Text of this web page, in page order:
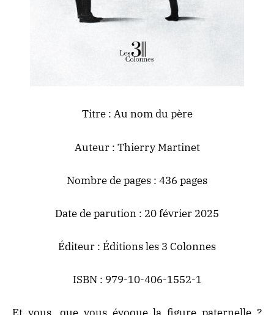
Titre : Au nom du père
Auteur : Thierry Martinet
Nombre de pages : 436 pages
Date de parution : 20 février 2025
Éditeur : Éditions les 3 Colonnes
ISBN : 979-10-406-1552-1